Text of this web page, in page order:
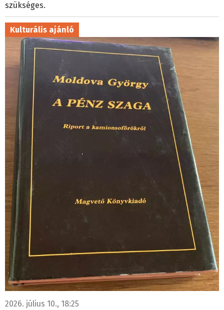
szükséges.
Kulturális ajánló
2026. július 10., 18:25